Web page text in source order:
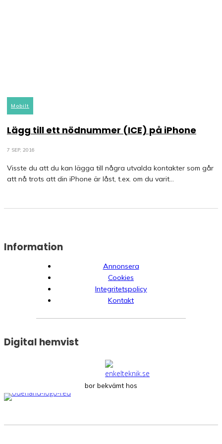
Mobilt
Lägg till ett nödnummer (ICE) på iPhone
7 SEP, 2016
Visste du att du kan lägga till några utvalda kontakter som går
att nå trots att din iPhone är låst, t.ex. om du varit...
Information
Annonsera
Cookies
Integritetspolicy
Kontakt
Digital hemvist
bor bekvämt hos